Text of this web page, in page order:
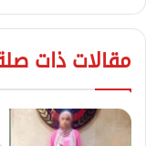
مقالات ذات